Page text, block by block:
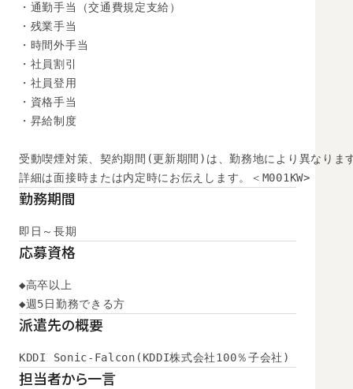
・通勤手当（交通費規定支給）
・残業手当
・時間外手当
・社員割引
・社員登用
・資格手当
・昇給制度
受動喫煙対策、契約期間(更新期間)は、勤務地により異なりま
詳細は面接時または内定時にお伝えします。＜M001KW>
勤務期間
即日～長期
応募資格
◆高卒以上
◆週5日勤務できる方
派遣先の概要
KDDI Sonic-Falcon(KDDI株式会社100％子会社)
担当者から一言